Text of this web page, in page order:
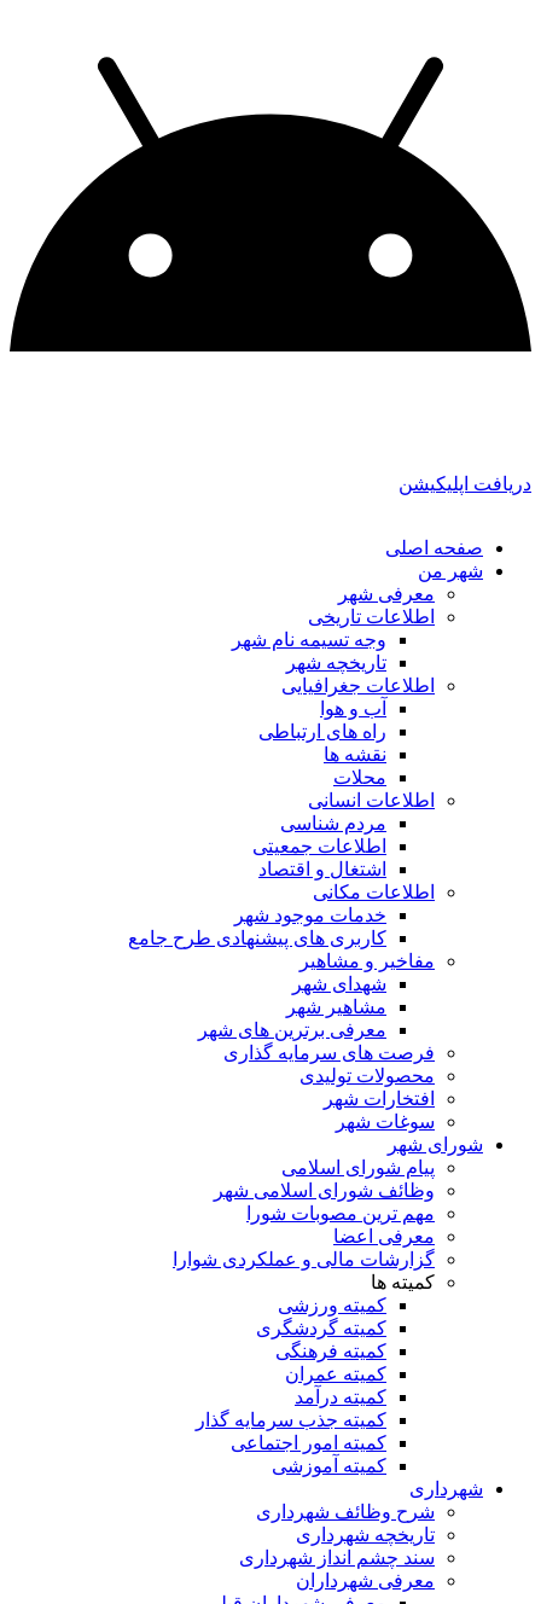
دریافت اپلیکیشن
صفحه اصلی
شهر من
معرفی شهر
اطلاعات تاریخی
وجه تسیمه نام شهر
تاریخچه شهر
اطلاعات جغرافیایی
آب و هوا
راه های ارتباطی
نقشه ها
محلات
اطلاعات انسانی
مردم شناسی
اطلاعات جمعیتی
اشتغال و اقتصاد
اطلاعات مکانی
خدمات موجود شهر
کاربری های پیشنهادی طرح جامع
مفاخیر و مشاهیر
شهدای شهر
مشاهیر شهر
معرفی برترین های شهر
فرصت های سرمایه گذاری
محصولات تولیدی
افتخارات شهر
سوغات شهر
شورای شهر
پیام شورای اسلامی
وظائف شورای اسلامی شهر
مهم ترین مصوبات شورا
معرفی اعضا
گزارشات مالی و عملکردی شوارا
کمیته ها
کمیته ورزشی
کمیته گردشگری
کمیته فرهنگی
کمیته عمران
کمیته درآمد
کمیته جذب سرمایه گذار
کمیته امور اجتماعی
کمیته آموزشی
شهرداری
شرح وظائف شهرداری
تاریخچه شهرداری
سند چشم انداز شهرداری
معرفی شهرداران